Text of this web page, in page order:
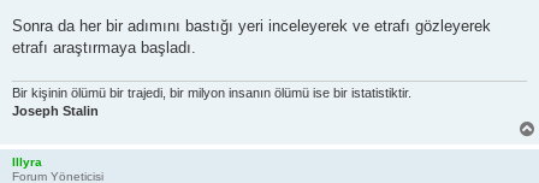
Sonra da her bir adımını bastığı yeri inceleyerek ve etrafı gözleyerek
etrafı araştırmaya başladı.
Bir kişinin ölümü bir trajedi, bir milyon insanın ölümü ise bir istatistiktir.
Joseph Stalin
Illyra
Forum Yöneticisi